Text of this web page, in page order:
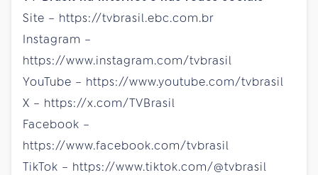
Site – https://tvbrasil.ebc.com.br
Instagram –
https://www.instagram.com/tvbrasil
YouTube – https://www.youtube.com/tvbrasil
X – https://x.com/TVBrasil
Facebook –
https://www.facebook.com/tvbrasil
TikTok – https://www.tiktok.com/@tvbrasil